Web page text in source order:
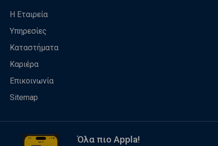
Η Εταιρεία
Υπηρεσίες
Καταστήματα
Καριέρα
Επικοινωνία
Sitemap
Όλα πιο Appla!